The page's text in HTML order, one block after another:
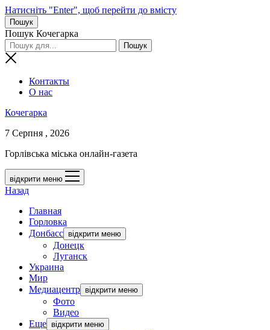
Натисніть "Enter", щоб перейти до вмісту
Пошук
Пошук Кочегарка
Контакты
О нас
Кочегарка
7 Серпня , 2026
Горлівська міська онлайн-газета
відкрити меню
Назад
Главная
Горловка
Донбасс відкрити меню
Донецк
Луганск
Украина
Мир
Медиацентр відкрити меню
Фото
Видео
Еще відкрити меню